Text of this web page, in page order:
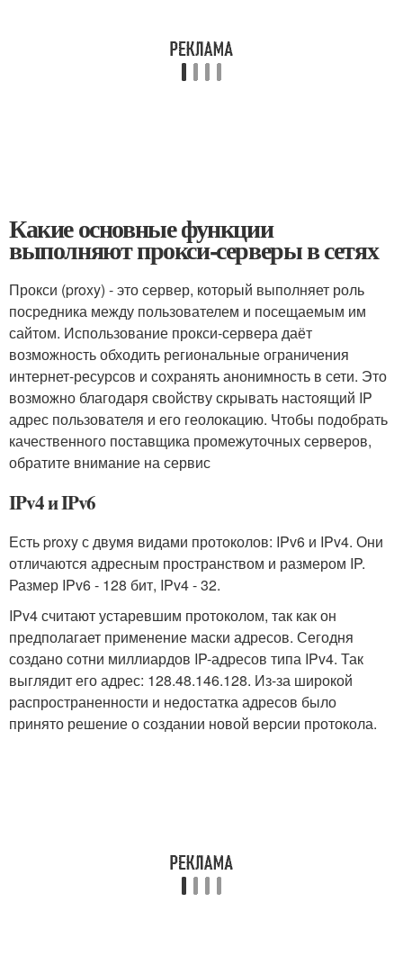
Какие основные функции
выполняют прокси-серверы в сетях
Прокси (proxy) - это сервер, который выполняет роль
посредника между пользователем и посещаемым им
сайтом. Использование прокси-сервера даёт
возможность обходить региональные ограничения
интернет-ресурсов и сохранять анонимность в сети. Это
возможно благодаря свойству скрывать настоящий IP
адрес пользователя и его геолокацию. Чтобы подобрать
качественного поставщика промежуточных серверов,
обратите внимание на сервис
IPv4 и IPv6
Есть proxy с двумя видами протоколов: IPv6 и IPv4. Они
отличаются адресным пространством и размером IP.
Размер IPv6 - 128 бит, IPv4 - 32.
IPv4 считают устаревшим протоколом, так как он
предполагает применение маски адресов. Сегодня
создано сотни миллиардов IP-адресов типа IPv4. Так
выглядит его адрес: 128.48.146.128. Из-за широкой
распространенности и недостатка адресов было
принято решение о создании новой версии протокола.